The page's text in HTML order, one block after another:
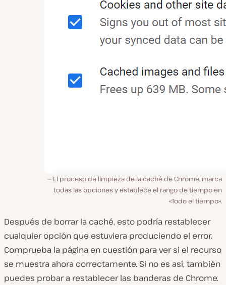
El proceso de limpieza de la caché de Chrome, marca
todas las opciones y establece el rango de tiempo en
«Todo el tiempo».
Después de borrar la caché, esto podría restablecer
cualquier opción que estuviera produciendo el error.
Comprueba la página en cuestión para ver si el recurso
se muestra ahora correctamente. Si no es así, también
puedes probar a restablecer las banderas de Chrome.